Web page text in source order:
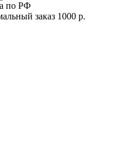
по РФ
заказ 1000 р.